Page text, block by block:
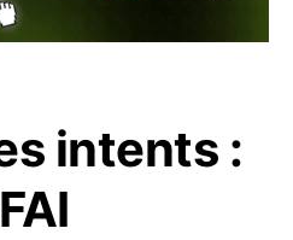
intents :